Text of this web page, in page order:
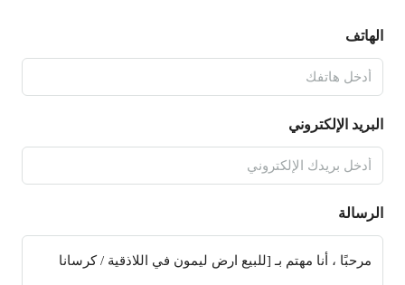
الهاتف
البريد الإلكتروني
الرسالة